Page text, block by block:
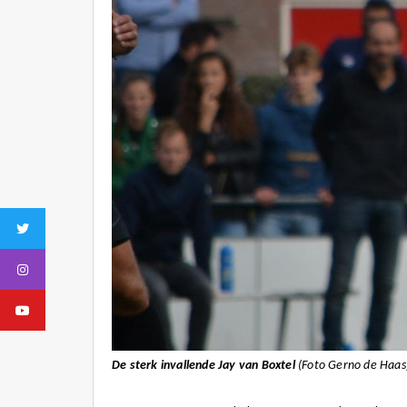
De sterk invallende Jay van Boxtel(Foto Gerno de
Twitter
Instagram
Youtube